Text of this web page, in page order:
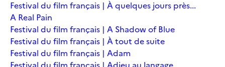
Festival du film français | À quelques jours près...
A Real Pain
Festival du film français | A Shadow of Blue
Festival du film français | À tout de suite
Festival du film français | Adam